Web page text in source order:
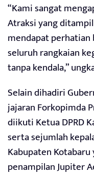
“Kami sangat
Atraksi yang
mendapat perhatian
seluruh rangkaian
tanpa kendala,”
Selain dihadiri
jajaran Forkopimda
diikuti Ketua DPRD
serta sejumlah
Kabupaten
penampilan Jupiter